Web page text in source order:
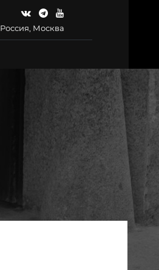
Россия, Москва